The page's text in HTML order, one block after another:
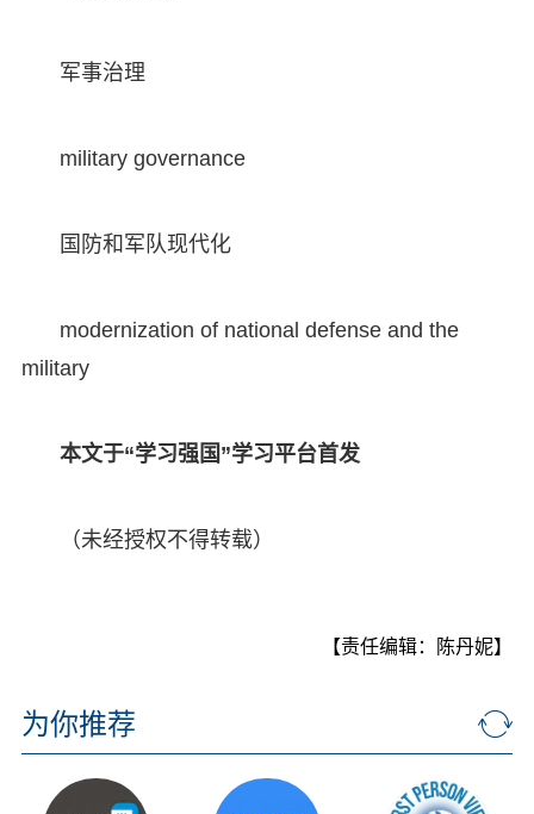
军事治理
military governance
国防和军队现代化
modernization of national defense and the
military
本文于“学习强国”学习平台首发
（未经授权不得转载）
【责任编辑：陈丹妮】
为你推荐